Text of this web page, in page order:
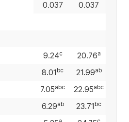
0.037
0.037
9.24c 20.76a
8.01 bc 21.99ab
7.05abc 22.95abc
6.29ab 23.71 bc